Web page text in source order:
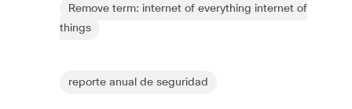
Remove term: internet of everything internet of
things
reporte anual de seguridad